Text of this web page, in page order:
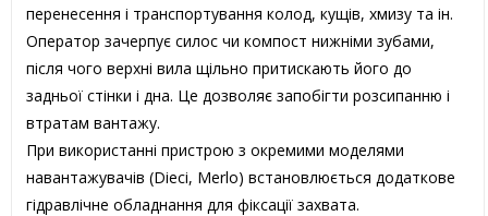
перенесення і транспортування колод, кущів, хмизу та ін.
Оператор зачерпує силос чи компост нижніми зубами,
після чого верхні вила щільно притискають його до
задньої стінки і дна. Це дозволяє запобігти розсипанню і
втратам вантажу.
При використанні пристрою з окремими моделями
навантажувачів (Dieci, Merlo) встановлюється додаткове
гідравлічне обладнання для фіксації захвата.